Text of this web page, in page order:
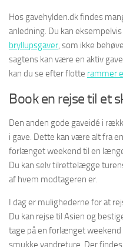
Hos gavehylden.dk findes
anledning. Du kan
bryllupsgaver, som ikke
sagtens kan være en aktiv
kan du se efter flotte rammer
Book en rejse til et
Den anden gode gaveidé i
i gave. Dette kan være alt fra
forlænget weekend til en
Du kan selv tilrettelægge
af hvem modtageren er.
I dag er mulighederne for at
Du kan rejse til Asien og
tage på en forlænget
smukke vandreture. Der